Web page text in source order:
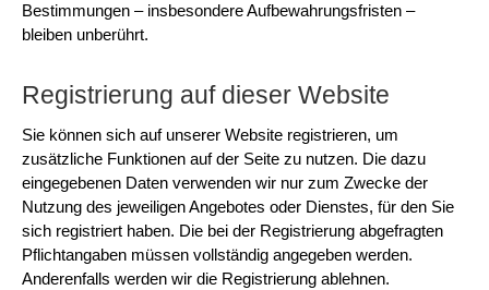
Bestimmungen – insbesondere Aufbewahrungsfristen –
bleiben unberührt.
Registrierung auf dieser Website
Sie können sich auf unserer Website registrieren, um
zusätzliche Funktionen auf der Seite zu nutzen. Die dazu
eingegebenen Daten verwenden wir nur zum Zwecke der
Nutzung des jeweiligen Angebotes oder Dienstes, für den Sie
sich registriert haben. Die bei der Registrierung abgefragten
Pflichtangaben müssen vollständig angegeben werden.
Anderenfalls werden wir die Registrierung ablehnen.